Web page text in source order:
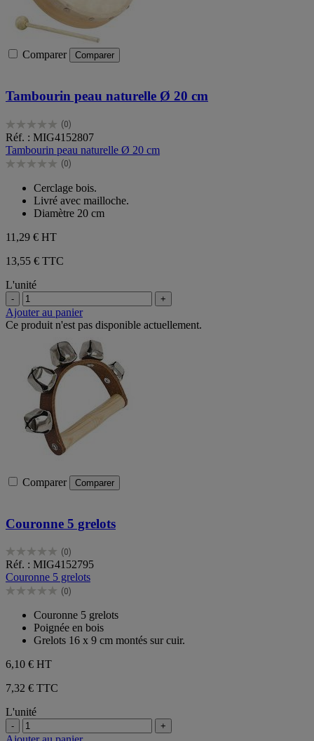
Comparer Comparer
Tambourin peau naturelle Ø 20 cm
(0)
0.0
sur
5
étoiles.
Réf. : MIG4152807
Tambourin peau naturelle Ø 20 cm
(0)
0.0
étoiles.
Cerclage bois.
Livré avec mailloche.
Diamètre 20 cm
11,29 € HT
13,55 € TTC
L'unité
- +
Ajouter au panier
Ce produit n'est pas disponible actuellement.
Comparer Comparer
Couronne 5 grelots
(0)
0.0
sur
5
étoiles.
Réf. : MIG4152795
Couronne 5 grelots
(0)
0.0
étoiles.
Couronne 5 grelots
Poignée en bois
Grelots 16 x 9 cm montés sur cuir.
6,10 € HT
7,32 € TTC
L'unité
- +